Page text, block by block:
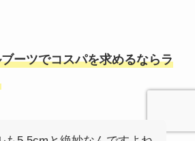
ーツでコスパを求めるならラ